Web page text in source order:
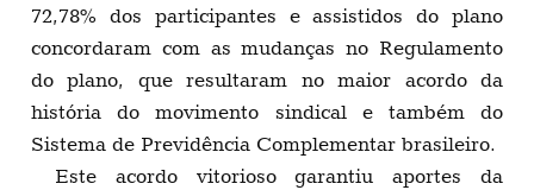
72,78% dos participantes e assistidos do plano
concordaram com as mudanças no Regulamento
do plano, que resultaram no maior acordo da
história do movimento sindical e também do
Sistema de Previdência Complementar brasileiro.
Este acordo vitorioso garantiu aportes da